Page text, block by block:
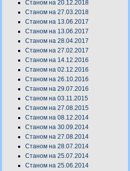
Станом на 20.12.2018
Станом на 27.03.2018
Станом на 13.06.2017
Станом на 13.06.2017
Станом на 28.04.2017
Станом на 27.02.2017
Станом на 14.12.2016
Станом на 02.12.2016
Станом на 26.10.2016
Станом на 29.07.2016
Станом на 03.11.2015
Станом на 27.08.2015
Станом на 08.12.2014
Станом на 30.09.2014
Станом на 27.08.2014
Станом на 28.07.2014
Станом на 25.07.2014
Станом на 25.06.2014